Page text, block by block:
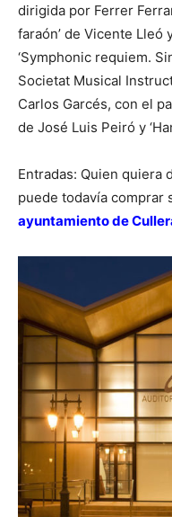
dirigida por Ferrer
faraón’ de Vicente
‘Symphonic requiem.
Societat Musical
Carlos Garcés, con el
de José Luis Peiró y
Entradas: Quien quiera
puede todavía comprar
ayuntamiento de